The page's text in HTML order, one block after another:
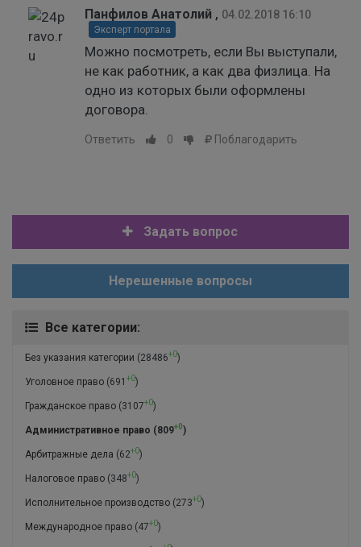
Панфилов Анатолий , 04.02.2018 16:10
Эксперт портала
Можно посмотреть, если Вы выступали,
не как работник, а как два физлица. На
одно из которых были оформлены
договора.
Ответить 0 Поблагодарить
Задать вопрос
Нерешенные вопросы
Все категории:
Без указания категории (28486+0)
Уголовное право (691 +0)
Гражданское право (3107+0)
Административное право (809+0)
Арбитражные дела (62+0)
Налоговое право (348+0)
Исполнительное производство (273+0)
Международное право (47+0)